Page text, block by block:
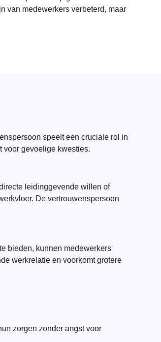
van medewerkers verbeterd, maar
speelt een cruciale rol in
voor gevoelige kwesties.
leidinggevende willen of
De vertrouwenspersoon
bieden, kunnen medewerkers
werkrelatie en voorkomt grotere
zorgen zonder angst voor